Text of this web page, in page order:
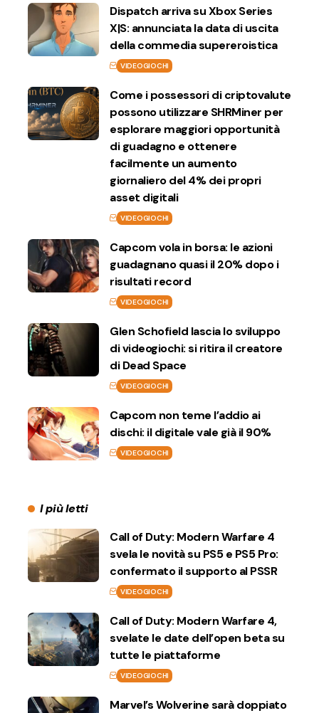
Dispatch arriva su Xbox Series
X|S: annunciata la data di uscita
della commedia supereroistica
VIDEOGIOCHI
Come i possessori di criptovalute
possono utilizzare SHRMiner per
esplorare maggiori opportunità
di guadagno e ottenere
facilmente un aumento
giornaliero del 4% dei propri
asset digitali
VIDEOGIOCHI
Capcom vola in borsa: le azioni
guadagnano quasi il 20% dopo i
risultati record
VIDEOGIOCHI
Glen Schofield lascia lo sviluppo
di videogiochi: si ritira il creatore
di Dead Space
VIDEOGIOCHI
Capcom non teme l’addio ai
dischi: il digitale vale già il 90%
VIDEOGIOCHI
I più letti
Call of Duty: Modern Warfare 4
svela le novità su PS5 e PS5 Pro:
confermato il supporto al PSSR
VIDEOGIOCHI
Call of Duty: Modern Warfare 4,
svelate le date dell’open beta su
tutte le piattaforme
VIDEOGIOCHI
Marvel’s Wolverine sarà doppiato